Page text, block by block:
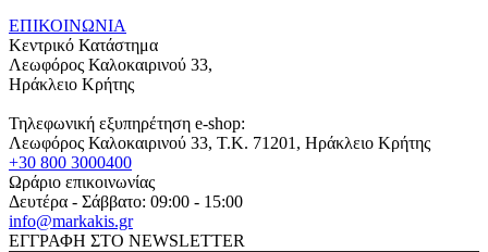
ΕΠΙΚΟΙΝΩΝΙΑ
Κεντρικό Κατάστημα
Λεωφόρος Καλοκαιρινού 33,
Ηράκλειο Κρήτης
Τηλεφωνική εξυπηρέτηση e-shop:
Λεωφόρος Καλοκαιρινού 33, T.K. 71201, Ηράκλειο Κρήτης
+30 800 3000400
Ωράριο επικοινωνίας
Δευτέρα - Σάββατο: 09:00 - 15:00
info@markakis.gr
ΕΓΓΡΑΦΗ ΣΤΟ NEWSLETTER